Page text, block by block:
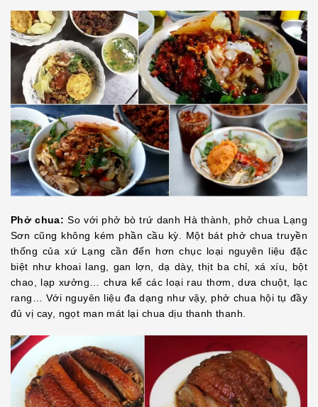
Phở chua: So với phở bò trứ danh Hà thành, phở chua Lạng
Sơn cũng không kém phần cầu kỳ. Một bát phở chua truyền
thống của xứ Lạng cần đến hơn chục loại nguyên liệu đặc
biệt như khoai lang, gan lợn, dạ dày, thịt ba chỉ, xá xíu, bột
chao, lạp xưởng… chưa kể các loại rau thơm, dưa chuột, lạc
rang… Với nguyên liệu đa dạng như vậy, phở chua hội tụ đầy
đủ vị cay, ngọt man mát lại chua dịu thanh thanh.